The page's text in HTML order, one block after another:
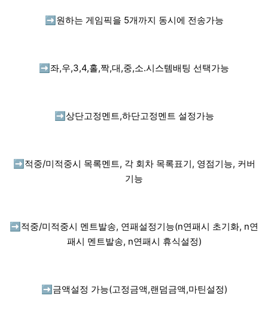
➡️ 원하는 게임픽을 5개까지 동시에 전송가능
➡️ 좌,우,3,4,홀,짝,대,중,소.시스템배팅 선택가능
➡️ 상단고정멘트,하단고정멘트 설정가능
➡️ 적중/미적중시 목록멘트, 각 회차 목록표기, 영점기능, 커버
기능
➡️ 적중/미적중시 멘트발송, 연패설정기능(n연패시 초기화, n연
패시 멘트발송, n연패시 휴식설정)
➡️ 금액설정 가능(고정금액,랜덤금액,마틴설정)